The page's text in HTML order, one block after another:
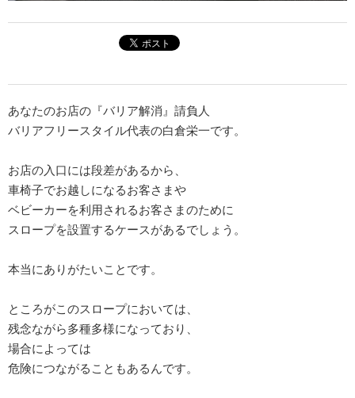
あなたのお店の『バリア解消』請負人
バリアフリースタイル代表の白倉栄一です。
お店の入口には段差があるから、
車椅子でお越しになるお客さまや
ベビーカーを利用されるお客さまのために
スロープを設置するケースがあるでしょう。
本当にありがたいことです。
ところがこのスロープにおいては、
残念ながら多種多様になっており、
場合によっては
危険につながることもあるんです。